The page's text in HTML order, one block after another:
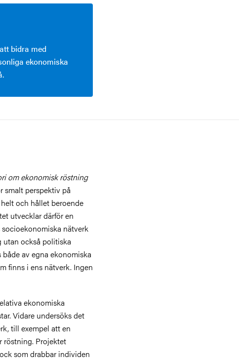
bidra med
ekonomiska
om ekonomisk röstning
smalt perspektiv på
och hållet beroende
utvecklar därför en
nätverk
utan också politiska
både av egna ekonomiska
finns i ens nätverk. Ingen
ekonomiska
Vidare undersöks det
till exempel att en
röstning. Projektet
som drabbar individen